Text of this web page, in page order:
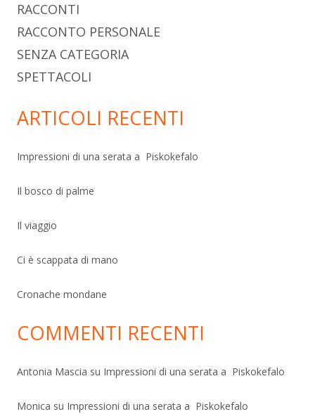
RACCONTI
RACCONTO PERSONALE
SENZA CATEGORIA
SPETTACOLI
ARTICOLI RECENTI
Impressioni di una serata a Piskokefalo
Il bosco di palme
Il viaggio
Ci è scappata di mano
Cronache mondane
COMMENTI RECENTI
Antonia Mascia su Impressioni di una serata a Piskokefalo
Monica su Impressioni di una serata a Piskokefalo